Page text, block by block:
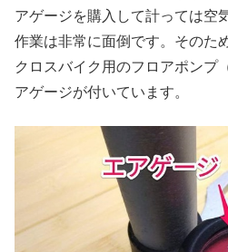
アゲージを購入して計っては空
作業は非常に面倒です。そのた
クロスバイク用のフロアポンプ
アゲージが付いています。